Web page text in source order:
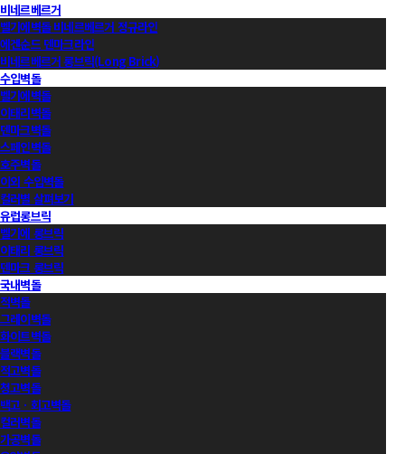
비네르베르거
벨기에벽돌 비네르베르거 정규라인
에겐순드 덴마크라인
비네르베르거 롱브릭(Long Brick)
수입벽돌
벨기에벽돌
이태리벽돌
덴마크벽돌
스페인벽돌
호주벽돌
이외 수입벽돌
컬러별 살펴보기
유럽롱브릭
벨기에 롱브릭
이태리 롱브릭
덴마크 롱브릭
국내벽돌
적벽돌
그레이벽돌
화이트벽돌
블랙벽돌
적고벽돌
청고벽돌
백고ㆍ회고벽돌
컬러벽돌
가공벽돌